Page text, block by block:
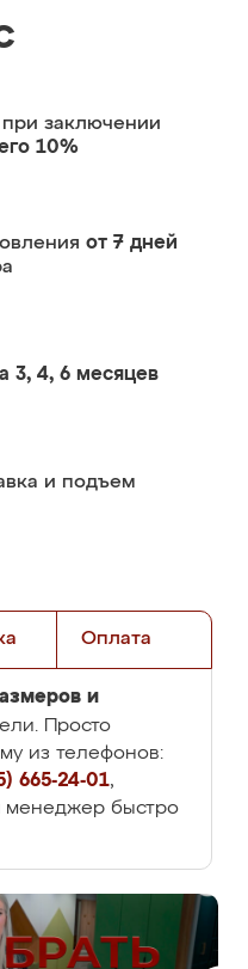
при заключении
10%
от 7 дней
3, 4, 6 месяцев
и подъем
Оплата
и
Просто
из телефонов:
665-24-01,
менеджер быстро